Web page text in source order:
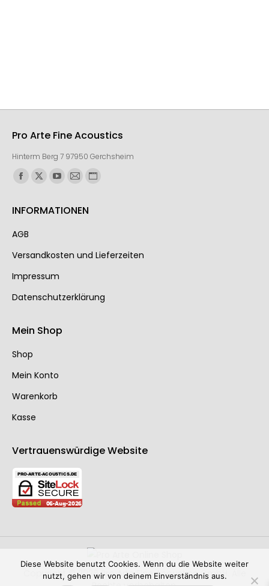
Pro Arte Fine Acoustics
Hinterm Berg 7 97950 Gerchsheim
Finden Sie uns auf:
INFORMATIONEN
AGB
Ver­sand­kos­ten und Lie­fer­zei­ten
Impressum
Datenschutzerklärung
Mein Shop
Shop
Mein Konto
Warenkorb
Kasse
Vertrauenswürdige Website
Copyright © 2026 Pro Arte Fine Acoustics GmbH. Alle
Diese Website benutzt Cookies. Wenn du die Website weiter
nutzt, gehen wir von deinem Einverständnis aus.